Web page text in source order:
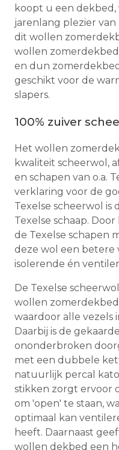
koopt u een
jarenlang plezier
dit wollen
wollen
en dun
geschikt voor de
slapers.
100% zuiver
Het wollen
kwaliteit scheerwol,
en schapen van o.a.
verklaring voor de
Texelse scheerwol is
Texelse schaap.
de Texelse schapen
deze wol een betere
isolerende én
De Texelse
wollen
waardoor alle vezels
Daarbij is de
ononderbroken
met een dubbele
natuurlijk percal
stikken zorgt ervoor
om 'open' te staan,
optimaal kan
heeft. Daarnaast
wollen dekbed een